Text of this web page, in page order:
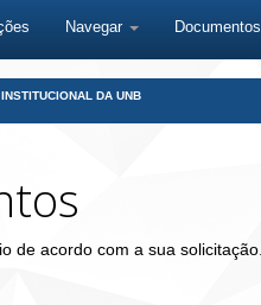
Navegar Documentos
DA UNB
de acordo com a sua solicitação.